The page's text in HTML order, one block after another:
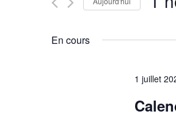
navigation
de
Évènements
mot-
clé.
une
En cours
1 juillet